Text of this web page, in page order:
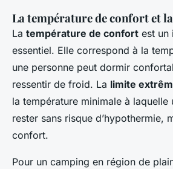
La température de confort et
La température de confort est un
essentiel. Elle correspond à la
une personne peut dormir
ressentir de froid. La limite
la température minimale à laquelle
rester sans risque d’hypothermie,
confort.
Pour un camping en région de